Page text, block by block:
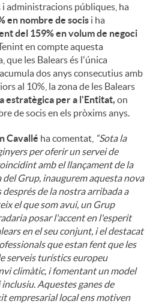
administracions públiques, ha
en nombre de socis i ha
del 159% en volum de negoci
en compte aquesta
que les Balears és l'única
dos anys consecutius amb
al 10%, la zona de les Balears
estratègica per a l'Entitat, on
de socis en els pròxims anys.
Cavallé ha comentat, “Sota la
per oferir un servei de
amb el llançament de la
Grup, inaugurem aquesta nova
de la nostra arribada a
el que som avui, un Grup
posar l'accent en l'esperit
en el seu conjunt, i el destacat
que estan fent que les
serveis turístics europeu
climàtic, i fomentant un model
Aquestes ganes de
empresarial local ens motiven